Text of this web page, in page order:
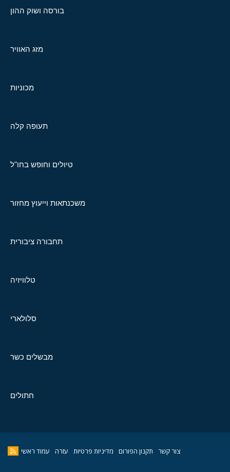
בורסה ושוק ההון
מזג האוויר
מכוניות
תעופה קלה
טיולים וחופש בחו"ל
משכנתאות וייעוץ מחזור
תחבורה ציבורית
טלוויזיה
סלולארי
מבשלים כשר
חתולים
צור קשר תקנון הפורום מדיניות פרטיות עזרה עמוד ראשי